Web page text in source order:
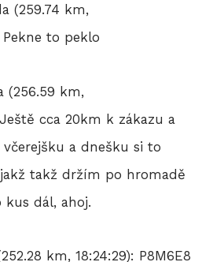
(259.74 km,
Pekne to peklo
(256.59 km,
cca 20km k zákazu a
a dnešku si to
takž držím po hromadě
kus dál, ahoj.
km, 18:24:29): P8M6E8